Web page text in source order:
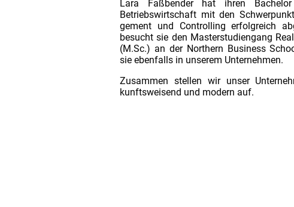
Lara Faßbender hat ihren
Betriebswirtschaft mit den
gement und Controlling erfolgreich
besucht sie den Masterstudiengang
(M.Sc.) an der Northern Business
sie ebenfalls in unserem Unternehmen.
Zusammen stellen wir unser
kunftsweisend und modern auf.